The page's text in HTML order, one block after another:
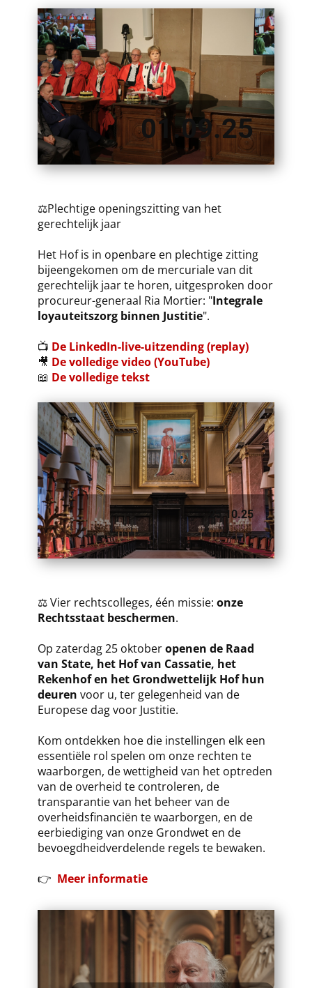
01.09.25
⚖️Plechtige openingszitting van het
gerechtelijk jaar
Het Hof is in openbare en plechtige zitting ​
bijeengekomen om de mercuriale van dit
gerechtelijk jaar te horen, uitgesproken door
procureur-generaal Ria Mortier: "Integrale
loyauteitszorg binnen Justitie".
📺 De LinkedIn-live-uitzending (replay)
🎥 De volledige video (YouTube)
📖 De volledige tekst
25.10.25
⚖️ Vier rechtscolleges, één missie: onze
Rechtsstaat beschermen.
Op zaterdag 25 oktoberopenen de Raad
van State, het Hof van Cassatie, het
Rekenhof en het Grondwettelijk Hof hun
deuren voor u, ter gelegenheid van de
Europese dag voor Justitie.
Kom ontdekken hoe die instellingen elk een
essentiële rol spelen om onze rechten te
waarborgen, de wettigheid van het optreden
van de overheid te controleren, de
transparantie van het beheer van de
overheidsfinanciën te waarborgen, en de
eerbiediging van onze Grondwet en de
bevoegdheidverdelende regels te bewaken.
👉 Meer informatie